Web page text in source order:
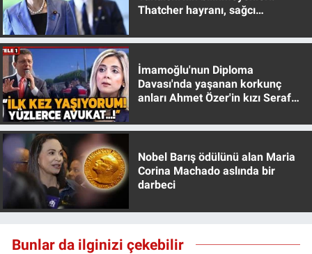
Thatcher hayranı, sağcı
İmamoğlu'nun Diploma
Davası'nda yaşanan korkunç
anları Ahmet Özer'in kızı Seraf
Nobel Barış ödülünü alan Maria
Corina Machado aslında bir
darbeci
Bunlar da ilginizi çekebilir
Popüler
Programlar
Sağlık
Spor
Teknoloji
Türkiye'nin Geleceği